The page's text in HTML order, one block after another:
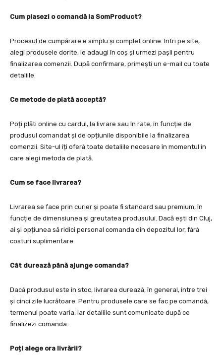
Cum plasezi o comandă la SomProduct?
Procesul de cumpărare e simplu și complet online. Intri pe site,
alegi produsele dorite, le adaugi în coș și urmezi pașii pentru
finalizarea comenzii. După confirmare, primești un e-mail cu toate
detaliile.
Ce metode de plată acceptă?
Poți plăti online cu cardul, la livrare sau în rate, în funcție de
produsul comandat și de opțiunile disponibile la finalizarea
comenzii. Site-ul îți oferă toate detaliile necesare în momentul în
care alegi metoda de plată.
Cum se face livrarea?
Livrarea se face prin curier și poate fi standard sau premium, în
funcție de dimensiunea și greutatea produsului. Dacă ești din Cluj,
ai și opțiunea să ridici personal comanda din depozitul lor, fără
costuri suplimentare.
Cât durează până ajunge comanda?
Dacă produsul este în stoc, livrarea durează, în general, între trei
și cinci zile lucrătoare. Pentru produsele care se fac pe comandă,
termenul poate varia, iar detaliile sunt comunicate după ce
finalizezi comanda.
Poți alege ora livrării?